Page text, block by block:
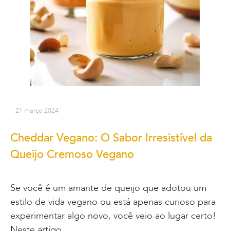
21 março 2024
Cheddar Vegano: O Sabor Irresistível da
Queijo Cremoso Vegano
Se você é um amante de queijo que adotou um
estilo de vida vegano ou está apenas curioso para
experimentar algo novo, você veio ao lugar certo!